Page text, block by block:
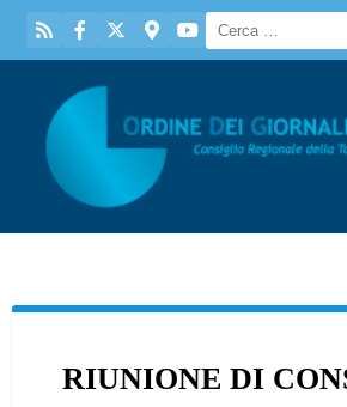
RIUNIONE DI